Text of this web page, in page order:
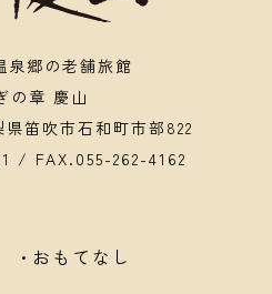
泉郷の老舗旅館
の章 慶山
笛吹市石和町市部822
/ FAX.055-262-4162
おもてなし